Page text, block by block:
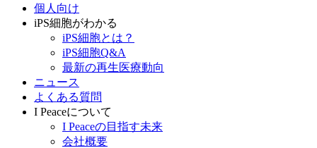
個人向け
iPS細胞がわかる
iPS細胞とは？
iPS細胞Q&A
最新の再生医療動向
ニュース
よくある質問
I Peaceについて
I Peaceの目指す未来
会社概要